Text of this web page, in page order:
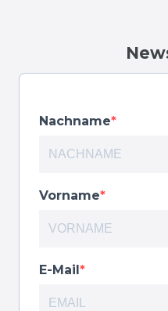
Nachname
Vorname
E-Mail